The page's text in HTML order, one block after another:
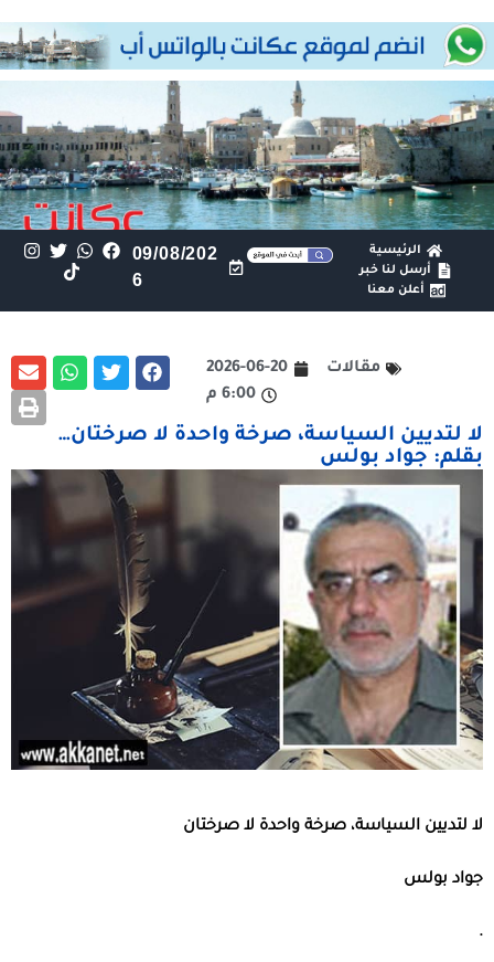
الرئيسية
أرسل لنا خبر
أعلن معنا
09/08/202
6
مقالات
2026-06-20
6:00 م
لا لتديين السياسة، صرخة واحدة لا صرختان…
بقلم: جواد بولس
لا لتديين السياسة، صرخة واحدة لا صرختان
جواد بولس
.